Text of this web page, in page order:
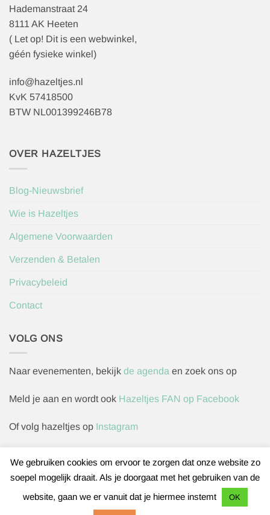
Hademanstraat 24
8111 AK Heeten
( Let op! Dit is een webwinkel,
géén fysieke winkel)
info@hazeltjes.nl
KvK 57418500
BTW NL001399246B78
OVER HAZELTJES
Blog-Nieuwsbrief
Wie is Hazeltjes
Algemene Voorwaarden
Verzenden & Betalen
Privacybeleid
Contact
VOLG ONS
Naar evenementen, bekijk de agenda en zoek ons op
Meld je aan en wordt ook Hazeltjes FAN op Facebook
Of volg hazeltjes op Instagram
Herroepingsverzoek indienen
IDeal
We gebruiken cookies om ervoor te zorgen dat onze website zo
soepel mogelijk draait. Als je doorgaat met het gebruiken van de
website, gaan we er vanuit dat je hiermee instemt
OK